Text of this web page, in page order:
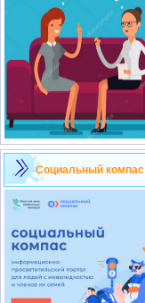
Социальный компас